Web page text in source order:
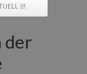
!!!
der